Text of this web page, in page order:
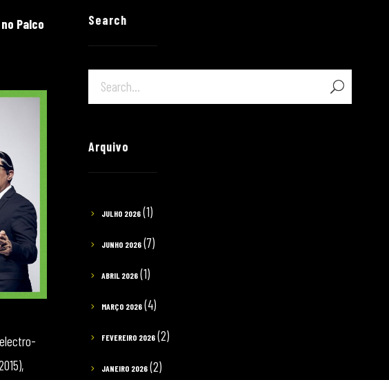
Palco
Search
Arquivo
JULHO 2026 (1)
JUNHO 2026 (7)
ABRIL 2026 (1)
MARÇO 2026 (4)
FEVEREIRO 2026 (2)
JANEIRO 2026 (2)